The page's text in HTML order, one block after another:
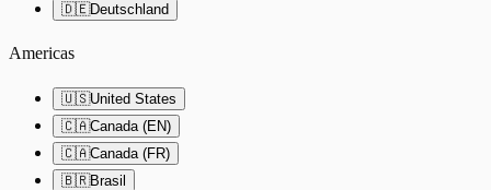
🇩🇪Deutschland
Americas
🇺🇸United States
🇨🇦Canada (EN)
🇨🇦Canada (FR)
🇧🇷Brasil